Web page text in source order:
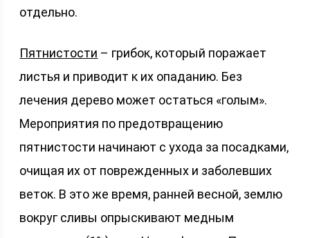
отдельно.
Пятнистости – грибок, который поражает
листья и приводит к их опаданию. Без
лечения дерево может остаться «голым».
Мероприятия по предотвращению
пятнистости начинают с ухода за посадками,
очищая их от поврежденных и заболевших
веток. В это же время, ранней весной, землю
вокруг сливы опрыскивают медным